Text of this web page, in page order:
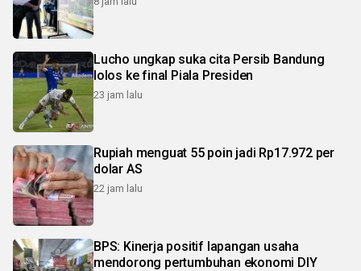
Lucho ungkap suka cita Persib Bandung
lolos ke final Piala Presiden
23 jam lalu
Rupiah menguat 55 poin jadi Rp17.972 per
dolar AS
22 jam lalu
BPS: Kinerja positif lapangan usaha
mendorong pertumbuhan ekonomi DIY